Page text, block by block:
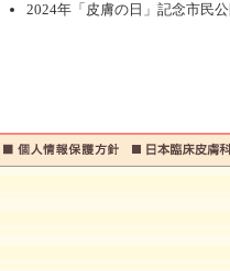
2024年「皮膚の日」記念市民